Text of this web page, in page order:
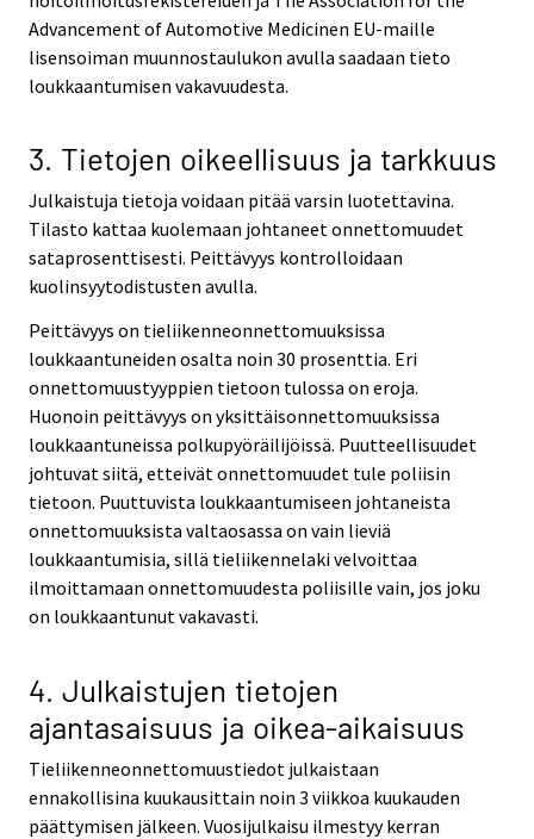
Advancement of Automotive Medicinen EU-maille
lisensoiman muunnostaulukon avulla saadaan tieto
loukkaantumisen vakavuudesta.
3. Tietojen oikeellisuus ja tarkkuus
Julkaistuja tietoja voidaan pitää varsin luotettavina.
Tilasto kattaa kuolemaan johtaneet onnettomuudet
sataprosenttisesti. Peittävyys kontrolloidaan
kuolinsyytodistusten avulla.
Peittävyys on tieliikenneonnettomuuksissa
loukkaantuneiden osalta noin 30 prosenttia. Eri
onnettomuustyyppien tietoon tulossa on eroja.
Huonoin peittävyys on yksittäisonnettomuuksissa
loukkaantuneissa polkupyöräilijöissä. Puutteellisuudet
johtuvat siitä, etteivät onnettomuudet tule poliisin
tietoon. Puuttuvista loukkaantumiseen johtaneista
onnettomuuksista valtaosassa on vain lieviä
loukkaantumisia, sillä tieliikennelaki velvoittaa
ilmoittamaan onnettomuudesta poliisille vain, jos joku
on loukkaantunut vakavasti.
4. Julkaistujen tietojen
ajantasaisuus ja oikea-aikaisuus
Tieliikenneonnettomuustiedot julkaistaan
ennakollisina kuukausittain noin 3 viikkoa kuukauden
päättymisen jälkeen. Vuosijulkaisu ilmestyy kerran